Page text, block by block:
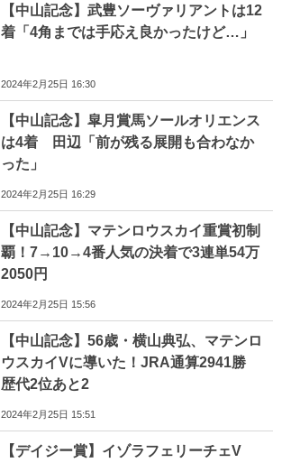
【中山記念】武豊ソーヴァリアントは12
着「4角までは手応え良かったけど…」
2024年2月25日 16:30
【中山記念】皐月賞馬ソールオリエンス
は4着 田辺「前が残る展開も合わなか
った」
2024年2月25日 16:29
【中山記念】マテンロウスカイ重賞初制
覇！7→10→4番人気の決着で3連単54万
2050円
2024年2月25日 15:56
【中山記念】56歳・横山典弘、マテンロ
ウスカイVに導いた！JRA通算2941勝
歴代2位あと2
2024年2月25日 15:51
【デイジー賞】イゾラフェリーチェV